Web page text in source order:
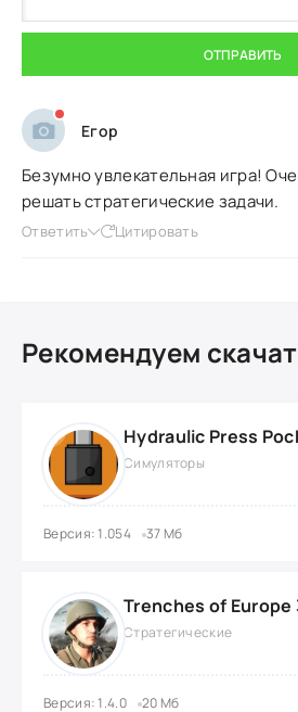
ОТПРАВИТЬ
Егор
Безумно увлекательная игра!
решать стратегические задачи.
Ответить Цитировать
Рекомендуем
Симуляторы
Версия: 1.054 37 Мб
Стратегические
Версия: 1.4.0 20 Мб